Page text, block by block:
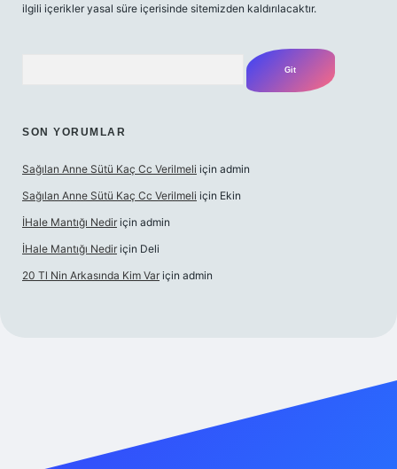
ilgili içerikler yasal süre içerisinde sitemizden kaldırılacaktır.
SON YORUMLAR
Sağılan Anne Sütü Kaç Cc Verilmeli için admin
Sağılan Anne Sütü Kaç Cc Verilmeli için Ekin
İHale Mantığı Nedir için admin
İHale Mantığı Nedir için Deli
20 Tl Nin Arkasında Kim Var için admin